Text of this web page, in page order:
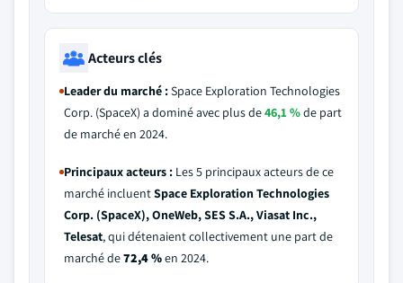
Acteurs clés
Leader du marché :Space Exploration Technologies
Corp. (SpaceX) a dominé avec plus de46,1 %de part
de marché en 2024.
Principaux acteurs : Les 5 principaux acteurs de ce
marché incluentSpace Exploration Technologies
Corp. (SpaceX), OneWeb, SES S.A., Viasat Inc.,
Telesat, qui détenaient collectivement une part de
marché de72,4 %en 2024.